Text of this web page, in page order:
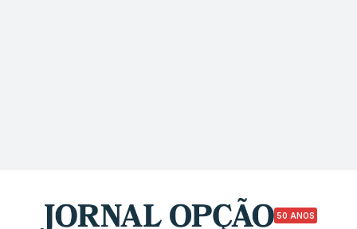
50 ANOS